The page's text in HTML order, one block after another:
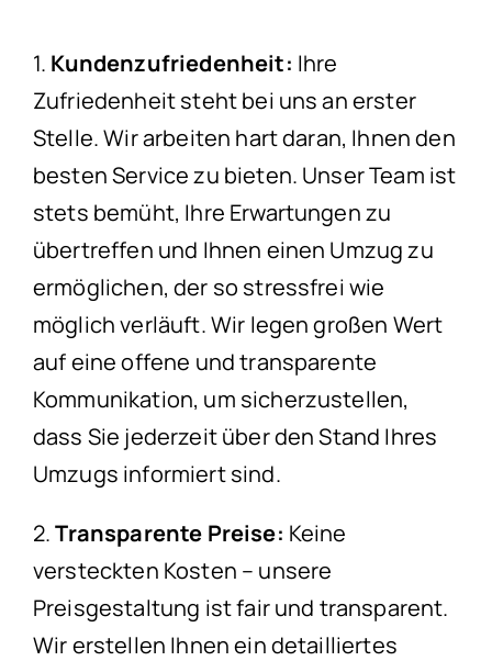
1. Kundenzufriedenheit: Ihre
Zufriedenheit steht bei uns an erster
Stelle. Wir arbeiten hart daran, Ihnen den
besten Service zu bieten. Unser Team ist
stets bemüht, Ihre Erwartungen zu
übertreffen und Ihnen einen Umzug zu
ermöglichen, der so stressfrei wie
möglich verläuft. Wir legen großen Wert
auf eine offene und transparente
Kommunikation, um sicherzustellen,
dass Sie jederzeit über den Stand Ihres
Umzugs informiert sind.
2.Transparente Preise: Keine
versteckten Kosten – unsere
Preisgestaltung ist fair und transparent.
Wir erstellen Ihnen ein detailliertes